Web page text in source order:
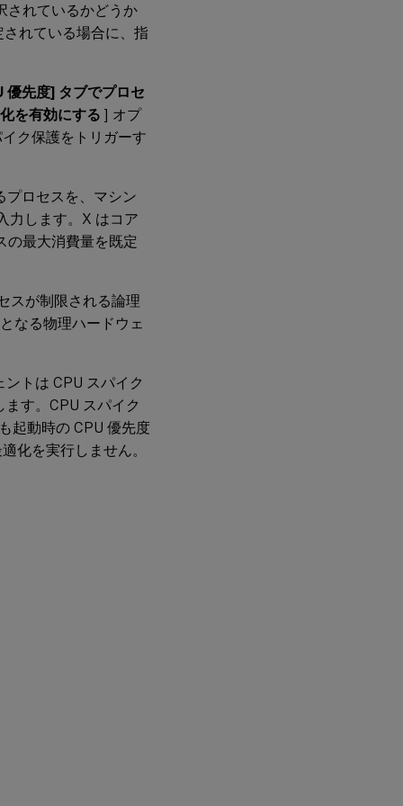
されているかどうか
れている場合に、指
優先度] タブでプロセ
を有効にする ] オプ
ク保護をトリガーす
プロセスを、マシン
力します。X はコア
の最大消費量を既定
スが制限される論理
なる物理ハードウェ
トは CPU スパイク
す。CPU スパイク
起動時の CPU 優先度
化を実行しません。